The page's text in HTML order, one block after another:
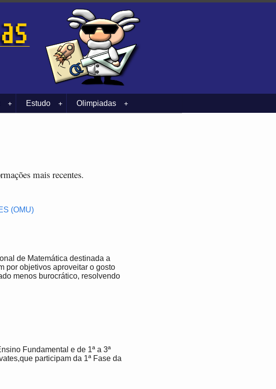
+ +
Estudo +
Olimpiadas
mais recentes.
(OMU)
de Matemática destinada a
por objetivos aproveitar o gosto
menos burocrático, resolvendo
Fundamental e de 1ª a 3ª
participam da 1ª Fase da